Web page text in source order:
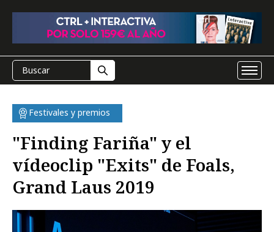
Festivales y premios
"Finding Fariña" y el
vídeoclip "Exits" de Foals,
Grand Laus 2019